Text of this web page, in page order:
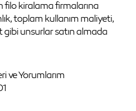
kiralama firmalarına
toplam kullanım maliyeti,
unsurlar satın almada
ve Yorumlarım